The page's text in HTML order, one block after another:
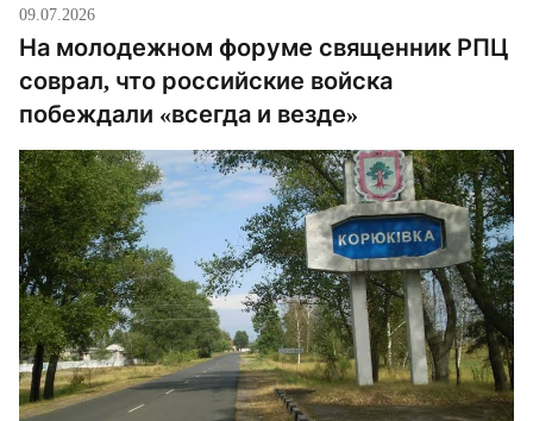
09.07.2026
На молодежном форуме священник РПЦ
соврал, что российские войска
побеждали «всегда и везде»